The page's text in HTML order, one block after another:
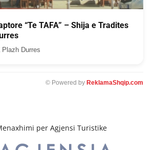
“Te TAFA” – Shija e Tradites
Plazh Durres
© Powered by ReklamaShqip.com
per Agjensi Turistike